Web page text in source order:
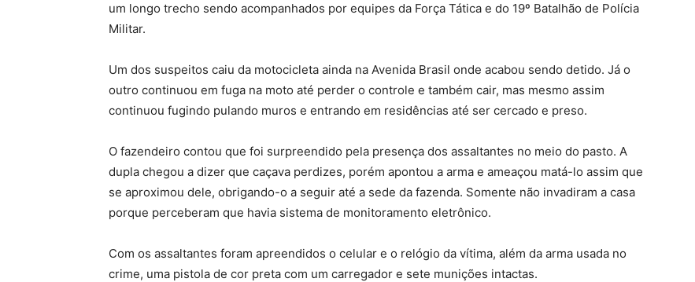
um longo trecho sendo acompanhados por equipes da Força Tática e do 19º Batalhão de Polícia
Militar.
Um dos suspeitos caiu da motocicleta ainda na Avenida Brasil onde acabou sendo detido. Já o
outro continuou em fuga na moto até perder o controle e também cair, mas mesmo assim
continuou fugindo pulando muros e entrando em residências até ser cercado e preso.
O fazendeiro contou que foi surpreendido pela presença dos assaltantes no meio do pasto. A
dupla chegou a dizer que caçava perdizes, porém apontou a arma e ameaçou matá-lo assim que
se aproximou dele, obrigando-o a seguir até a sede da fazenda. Somente não invadiram a casa
porque perceberam que havia sistema de monitoramento eletrônico.
Com os assaltantes foram apreendidos o celular e o relógio da vítima, além da arma usada no
crime, uma pistola de cor preta com um carregador e sete munições intactas.